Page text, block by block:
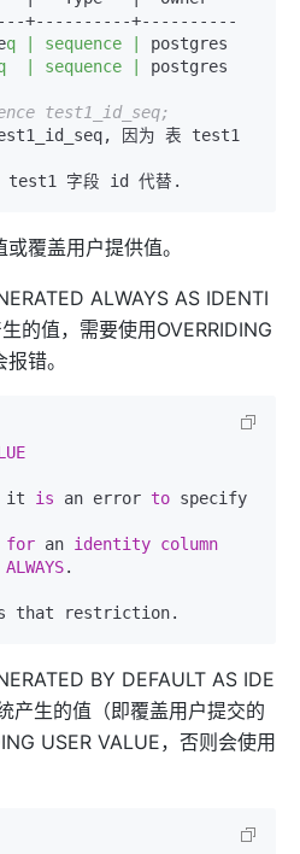
+----------+----------
q | sequence |
postgres
| sequence | postgres
test1_id_seq;
因为 表 test1
覆盖用户提供值。
ALWAYS AS IDENTI
的值，需要使用OVERRIDING
错。
it is an error to specify
for an identity column
ALWAYS.
BY DEFAULT AS IDE
产生的值（即覆盖用户提交的
USER VALUE，否则会使用